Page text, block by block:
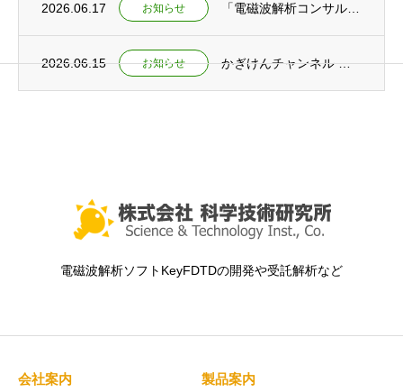
2026.06.17 お知らせ
2026.06.15 お知らせ かぎけんチャンネル ショート動画公開 ～「実験×数式」で初めて繋がる！ 電磁波を深く理...
電磁波解析ソフトKeyFDTDの開発や受託解析など
会社案内 製品案内